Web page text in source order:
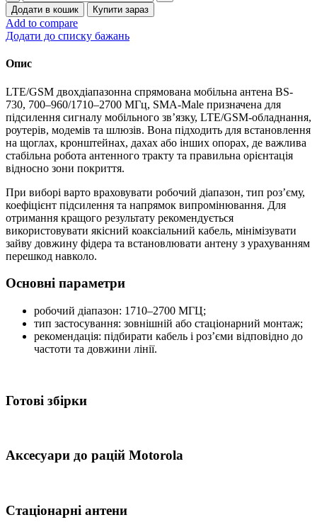
всеспрямована
антена
BS-
GB-
15dBi
2500MHz
кількість
Додати в кошик Купити зараз
Add to compare
Додати до списку бажань
Опис
LTE/GSM двохдіапазонна спрямована мобільна антена BS-
730, 700–960/1710–2700 МГц, SMA-Male призначена для
підсилення сигналу мобільного зв’язку, LTE/GSM-обладнання,
роутерів, модемів та шлюзів. Вона підходить для встановлення
на щоглах, кронштейнах, дахах або інших опорах, де важлива
стабільна робота антенного тракту та правильна орієнтація
відносно зони покриття.
При виборі варто враховувати робочий діапазон, тип роз’єму,
коефіцієнт підсилення та напрямок випромінювання. Для
отримання кращого результату рекомендується
використовувати якісний коаксіальний кабель, мінімізувати
зайву довжину фідера та встановлювати антену з урахуванням
перешкод навколо.
Основні параметри
робочий діапазон: 1710–2700 МГЦ;
тип застосування: зовнішній або стаціонарний монтаж;
рекомендація: підбирати кабель і роз’єми відповідно до
частоти та довжини лінії.
Готові збірки
Аксесуари до рацій Motorola
Стаціонарні антени